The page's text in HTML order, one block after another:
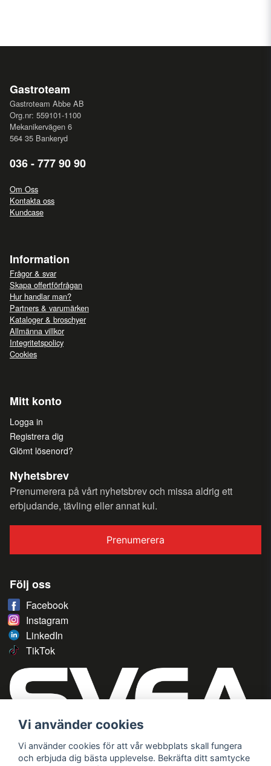
Gastroteam
Gastroteam Abbe AB
Org.nr: 559101-1100
Mekanikervägen 6
564 35 Bankeryd
036 - 777 90 90
Om Oss
Kontakta oss
Kundcase
Information
Frågor & svar
Skapa offertförfrågan
Hur handlar man?
Partners & varumärken
Kataloger & broschyer
Allmänna villkor
Integritetspolicy
Cookies
Mitt konto
Logga in
Registrera dig
Glömt lösenord?
Nyhetsbrev
Prenumerera på vårt nyhetsbrev och missa aldrig ett
erbjudande, tävling eller annat kul.
Prenumerera
Följ oss
Facebook
Instagram
LinkedIn
TikTok
Vi använder cookies
Vi använder cookies för att vår webbplats skall fungera
och erbjuda dig bästa upplevelse. Bekräfta ditt samtycke